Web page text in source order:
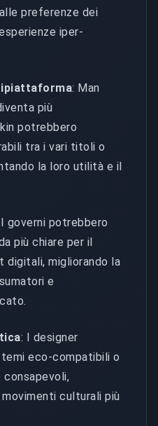
preferenze dei
iper-
: Man
più
potrebbero
tra i vari titoli o
la loro utilità e il
governi potrebbero
più chiare per il
digitali, migliorando la
e
: I designer
eco-compatibili o
culturali più